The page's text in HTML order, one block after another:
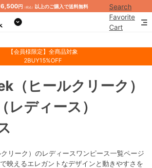
円 （税込） 以上のご購入で送料無料
Search
Favorite
Cart
【会員様限定】全商品対象
2BUY15%OFF
（ヒールクリーク）
（レディース）
リーク）のレディースワンピース一覧ページ
映えるエレガントなデザインと動きやすさを